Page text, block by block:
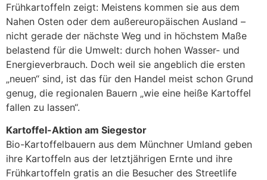
Frühkartoffeln zeigt: Meistens kommen sie aus dem
Nahen Osten oder dem außereuropäischen Ausland –
nicht gerade der nächste Weg und in höchstem Maße
belastend für die Umwelt: durch hohen Wasser- und
Energieverbrauch. Doch weil sie angeblich die ersten
„neuen“ sind, ist das für den Handel meist schon Grund
genug, die regionalen Bauern „wie eine heiße Kartoffel
fallen zu lassen“.
Kartoffel-Aktion am Siegestor
Bio-Kartoffelbauern aus dem Münchner Umland geben
ihre Kartoffeln aus der letztjährigen Ernte und ihre
Frühkartoffeln gratis an die Besucher des Streetlife